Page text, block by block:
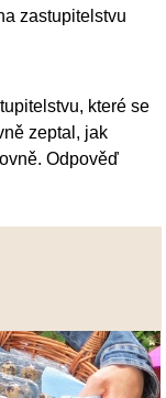
zastupitelstvu
které se
zepta l, jak
Odpověď